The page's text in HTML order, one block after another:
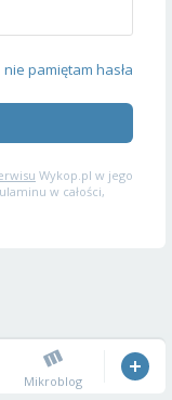
nie pamiętam hasła
Wykop.pl w jego
w całości,
Mikroblog